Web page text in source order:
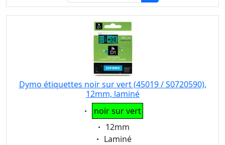
Dymo étiquettes noir sur vert (45019 / S0720590),
12mm, laminé
Eigenschaft:
noir sur vert
Eigenschaft:
12mm
Eigenschaft:
Laminé